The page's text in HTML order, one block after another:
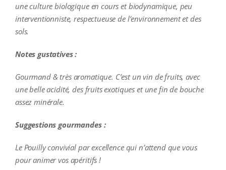
une culture biologique en cours et biodynamique, peu
interventionniste, respectueuse de l’environnement et des
sols.
Notes gustatives :
Gourmand & très aromatique. C’est un vin de fruits, avec
une belle acidité, des fruits exotiques et une fin de bouche
assez minérale.
Suggestions gourmandes :
Le Pouilly convivial par excellence qui n’attend que vous
pour animer vos apéritifs !